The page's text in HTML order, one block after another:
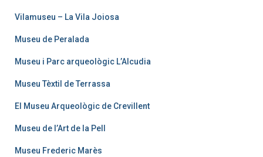
Vilamuseu – La Vila Joiosa
Museu de Peralada
Museu i Parc arqueològic L’Alcudia
Museu Tèxtil de Terrassa
El Museu Arqueològic de Crevillent
Museu de l’Art de la Pell
Museu Frederic Marès